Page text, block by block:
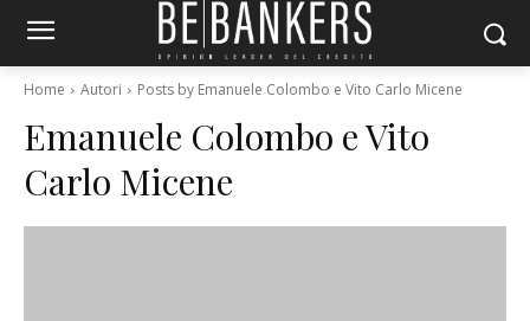
Home Autori Posts by Emanuele Colombo e Vito Carlo Micene
Emanuele Colombo e Vito
Carlo Micene